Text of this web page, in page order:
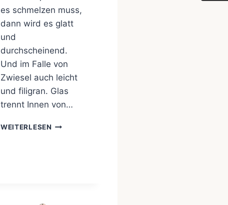
es schmelzen muss,
dann wird es glatt
und
durchscheinend.
Und im Falle von
Zwiesel auch leicht
und filigran. Glas
trennt Innen von…
WEITERLESEN H